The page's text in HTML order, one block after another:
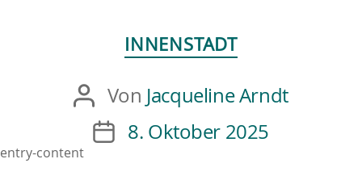
INNENSTADT
Von Jacqueline Arndt
8. Oktober 2025
entry-content